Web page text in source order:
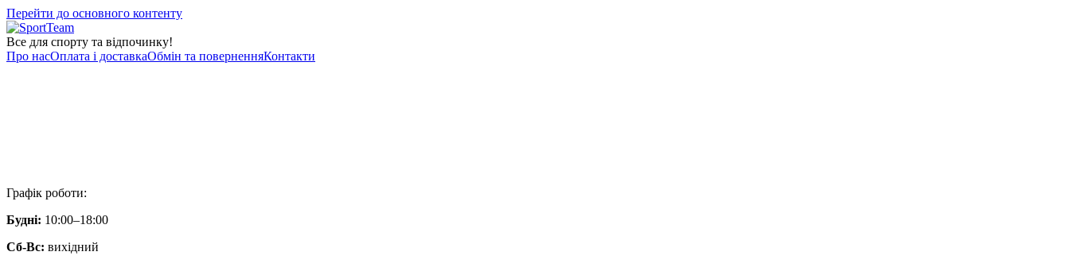
Перейти до основного контенту
Все для спорту та відпочинку!
Про насОплата і доставкаОбмін та поверненняКонтакти
Графік роботи:
Будні: 10:00–18:00
Сб-Вс: вихідний